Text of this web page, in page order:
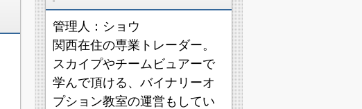
管理人：ショウ
関西在住の専業トレーダー。
スカイプやチームビュアーで
学んで頂ける、バイナリーオ
プション教室の運営もしてい